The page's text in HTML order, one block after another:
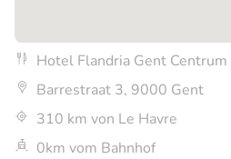
Hotel Flandria Gent Centrum
Barrestraat 3, 9000 Gent
310 km von Le Havre
0km vom Bahnhof